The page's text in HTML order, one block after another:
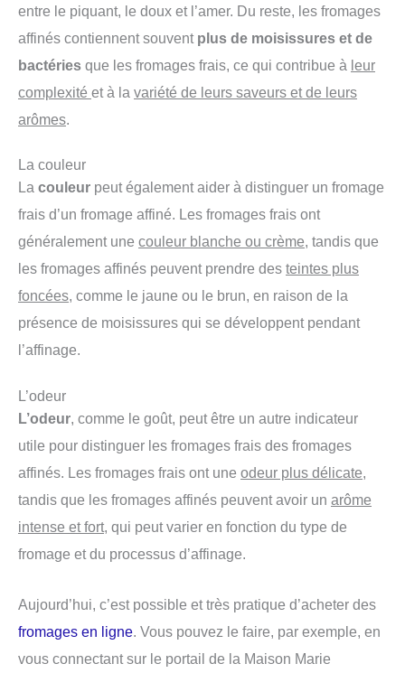
entre le piquant, le doux et l’amer. Du reste, les fromages
affinés contiennent souvent plus de moisissures et de
bactéries que les fromages frais, ce qui contribue à leur
complexité et à la variété de leurs saveurs et de leurs
arômes.
La couleur
La couleur peut également aider à distinguer un fromage
frais d’un fromage affiné. Les fromages frais ont
généralement une couleur blanche ou crème, tandis que
les fromages affinés peuvent prendre des teintes plus
foncées, comme le jaune ou le brun, en raison de la
présence de moisissures qui se développent pendant
l’affinage.
L’odeur
L’odeur, comme le goût, peut être un autre indicateur
utile pour distinguer les fromages frais des fromages
affinés. Les fromages frais ont une odeur plus délicate,
tandis que les fromages affinés peuvent avoir un arôme
intense et fort, qui peut varier en fonction du type de
fromage et du processus d’affinage.
Aujourd’hui, c’est possible et très pratique d’acheter des
fromages en ligne. Vous pouvez le faire, par exemple, en
vous connectant sur le portail de la Maison Marie